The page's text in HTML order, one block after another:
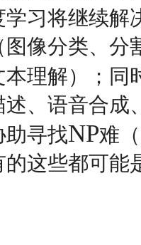
学习将继续解
图像分类、分
本理解）；
述、语音合成
助寻找NP难（
的这些都可能